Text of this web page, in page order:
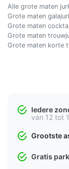
Alle grote maten
Grote maten
Grote maten
Grote maten
Grote maten korte
Iedere
van 12 tot
Grootste
Gratis